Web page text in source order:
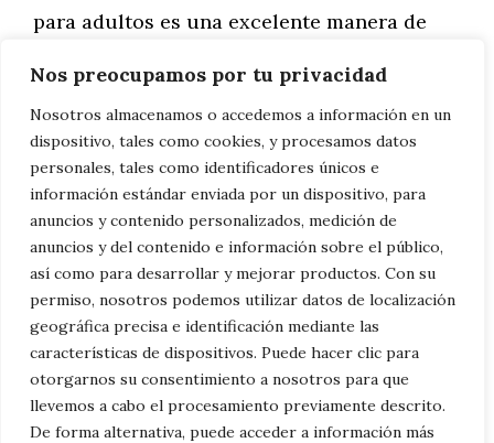
Nos preocupamos por tu privacidad
Nosotros almacenamos o accedemos a información en un
dispositivo, tales como cookies, y procesamos datos
personales, tales como identificadores únicos e
información estándar enviada por un dispositivo, para
anuncios y contenido personalizados, medición de
anuncios y del contenido e información sobre el público,
así como para desarrollar y mejorar productos. Con su
permiso, nosotros podemos utilizar datos de localización
geográfica precisa e identificación mediante las
características de dispositivos. Puede hacer clic para
otorgarnos su consentimiento a nosotros para que
llevemos a cabo el procesamiento previamente descrito.
De forma alternativa, puede acceder a información más
para adultos es una excelente manera de
cualquier celebración. Desde la decoración
y la gastronomía hasta el entretenimiento,
cada detalle puede ser cuidadosamente
seleccionado para reflejar un equilibrio
entre lo místico y lo elegante. Al seguir
estas ideas, puedes asegurar que tu fiesta
temática de unicornios sea un evento
inolvidable y encantador para un público
maduro. ¿Buscas undibujo de unicornio
para colorear?